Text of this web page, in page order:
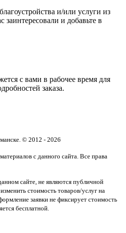
и/или услуги из
заинтересовали и добавьте в
с вами в рабочее время для
заказа.
© 2012 - 2026
с данного сайта. Все права
сайте, не являются публичной
стоимость товаров/услуг на
заявки не фиксирует стоимость
бесплатной.